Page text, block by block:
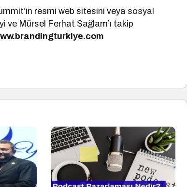
resmi web sitesini veya sosyal
ve Mürsel Ferhat Sağlam’ı takip